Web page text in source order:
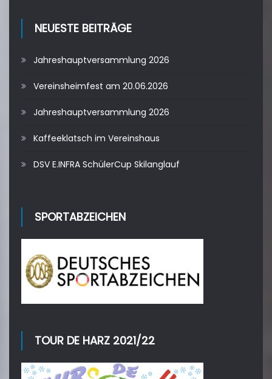
NEUESTE BEITRÄGE
Jahreshauptversammlung 2026
Vereinsheimfest am 20.06.2026
Jahreshauptversammlung 2026
Kaffeeklatsch im Vereinshaus
DSV E.INFRA SchülerCup Skilanglauf
SPORTABZEICHEN
TOUR DE HARZ 2021/22